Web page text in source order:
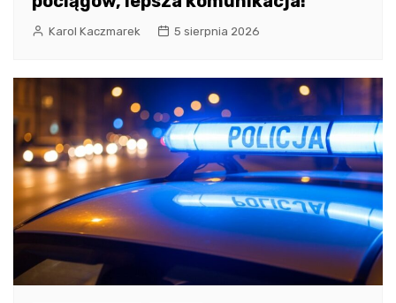
Karol Kaczmarek 5 sierpnia 2026